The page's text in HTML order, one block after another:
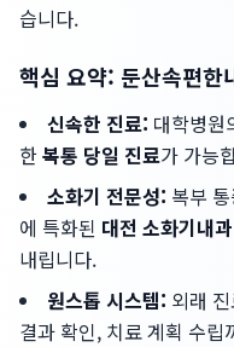
습니다.
핵심 요약: 둔산속편한
신속한 진료: 대학병원
한복통 당일 진료가 가능
소화기 전문성: 복부
에 특화된 대전 소화기내과
내립니다.
원스톱 시스템: 외래
결과 확인, 치료 계획 수